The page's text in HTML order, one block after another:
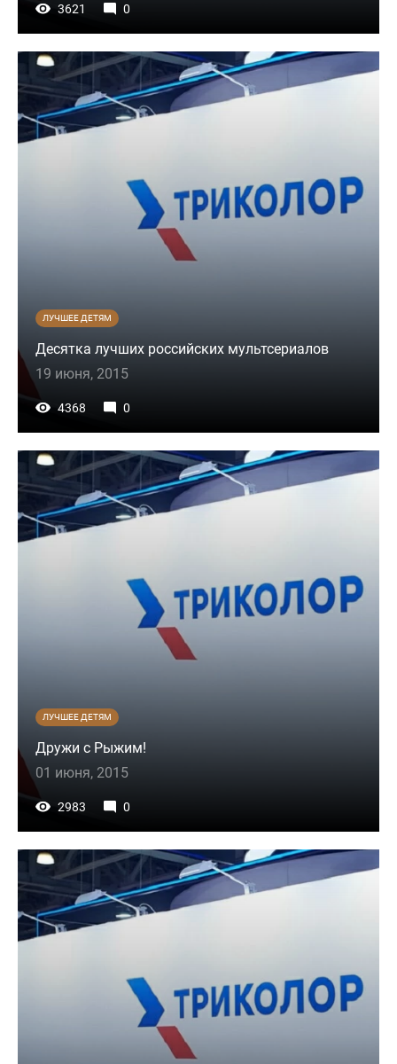
3621 0
ЛУЧШЕЕ ДЕТЯМ
Десятка лучших российских мультсериалов
19 июня, 2015
4368 0
ЛУЧШЕЕ ДЕТЯМ
Дружи с Рыжим!
01 июня, 2015
2983 0